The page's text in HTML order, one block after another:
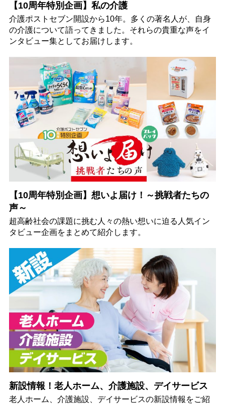
【10周年特別企画】私の介護
介護ポストセブン開設から10年。多くの著名人が、自身
の介護について語ってきました。それらの貴重な声をイ
ンタビュー集としてお届けします。
【10周年特別企画】想いよ届け！～挑戦者たちの
声～
超高齢社会の課題に挑む人々の熱い想いに迫る人気イン
タビュー企画をまとめて紹介します。
新設情報！老人ホーム、介護施設、デイサービス
老人ホーム、介護施設、デイサービスの新設情報をご紹